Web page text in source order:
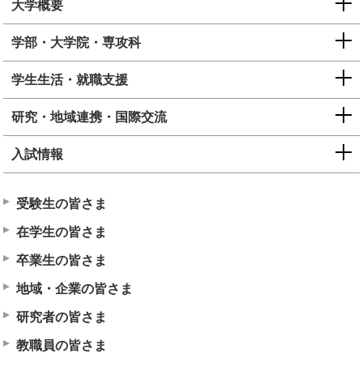
大学概要
学部・大学院・専攻科
学生生活・就職支援
研究・地域連携・国際交流
入試情報
受験生の皆さま
在学生の皆さま
卒業生の皆さま
地域・企業の皆さま
研究者の皆さま
教職員の皆さま